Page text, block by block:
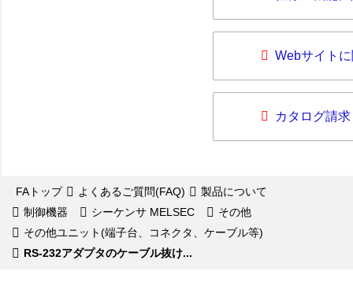
Webサイト
カタログ請求
FAトップ よくあるご質問(FAQ)
製品について
制御機器
シーケンサ MELSEC
その他
その他ユニット(端子台、コネクタ、ケーブル等)
RS-232アダプタのケーブル抜け...